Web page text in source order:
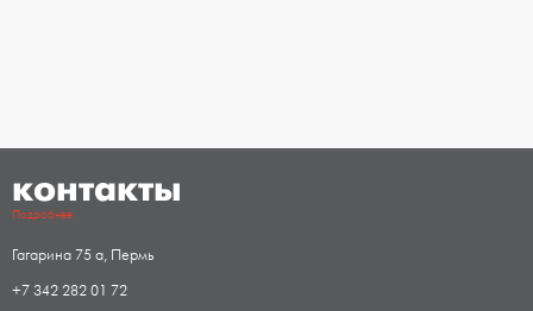
контакты
Подробнее
Гагарина 75 а, Пермь
+7 342 282 01 72